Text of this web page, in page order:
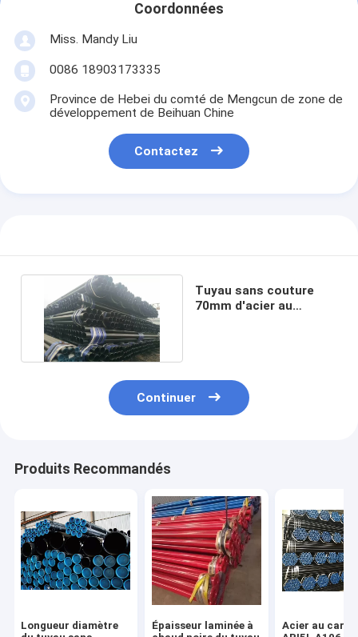
Coordonnées
Miss. Mandy Liu
0086 18903173335
Province de Hebei du comté de Mengcun de zone de
développement de Beihuan Chine
Contactez
Tuyau sans couture
70mm d'acier au
Continuer
Produits Recommandés
Longueur diamètre
Épaisseur laminée à
Acier au